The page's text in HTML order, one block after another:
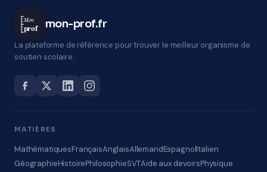
Mon
prof mon-prof.fr
La plateforme de référence pour trouver le meilleur organisme de
soutien scolaire.
MATIÈRES
MathématiquesFrançaisAnglaisAllemandEspagnolItalien
GéographieHistoirePhilosophieSVTAide aux devoirsPhysique